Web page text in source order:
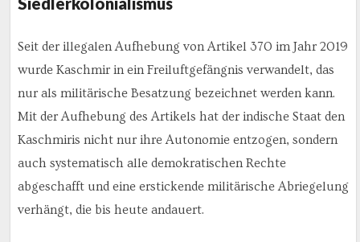
Seit der illegalen Aufhebung von Artikel 370 im Jahr 2019
wurde Kaschmir in ein Freiluftgefängnis verwandelt, das
nur als militärische Besatzung bezeichnet werden kann.
Mit der Aufhebung des Artikels hat der indische Staat den
Kaschmiris nicht nur ihre Autonomie entzogen, sondern
auch systematisch alle demokratischen Rechte
abgeschafft und eine erstickende militärische Abriegelung
verhängt, die bis heute andauert.